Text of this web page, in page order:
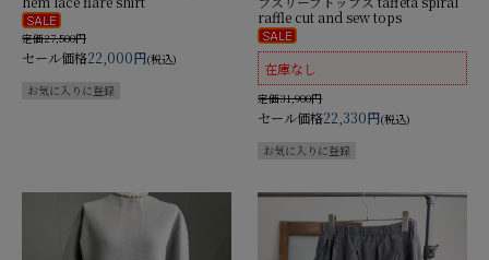
定価27,500円
セール価格22,000円(税込)
raffle cut and sew tops
在庫なし
定価31,900円
セール価格22,330円(税込)